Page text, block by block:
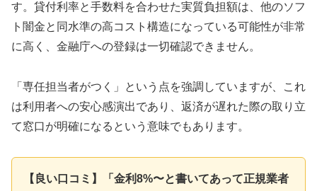
す。貸付利率と手数料を合わせた実質負担額は、他のソフ
ト闇金と同水準の高コスト構造になっている可能性が非常
に高く、金融庁への登録は一切確認できません。
「専任担当者がつく」という点を強調していますが、これ
は利用者への安心感演出であり、返済が遅れた際の取り立
て窓口が明確になるという意味でもあります。
【良い口コミ】「金利8%〜と書いてあって正規業者